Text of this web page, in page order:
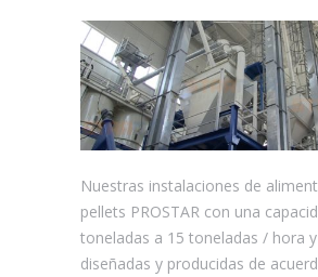
Nuestras instalaciones de
pellets PROSTAR con una
toneladas a 15 toneladas / hora
diseñadas y producidas de